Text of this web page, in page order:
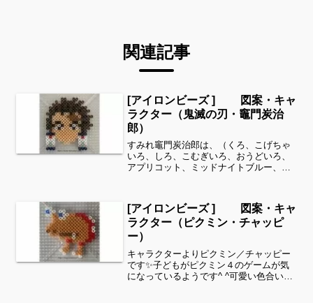
関連記事
[アイロンビーズ ] 図案・キャ
ラクター（鬼滅の刃・竈門炭治
郎）
すみれ竈門炭治郎は、（くろ、こげちゃ
いろ、しろ、こむぎいろ、おうどいろ、
アプリコット、ミッドナイトブルー、あ
テゴリー欄より、花・虫などシリーズ別
に図案を見ることができま...
[アイロンビーズ ] 図案・キャ
ラクター（ピクミン・チャッピ
ー）
キャラクターよりピクミン／チャッピー
です✨子どもがピクミン４のゲームが気
になっているようです^ ^可愛い色合いで